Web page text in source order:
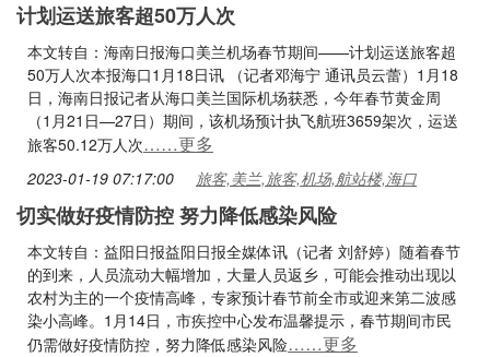
计划运送旅客超50万人次
本文转自：海南日报海口美兰机场春节期间——计划运送旅客超
50万人次本报海口1月18日讯 （记者邓海宁 通讯员云蕾）1月18
日，海南日报记者从海口美兰国际机场获悉，今年春节黄金周
（1月21日—27日）期间，该机场预计执飞航班3659架次，运送
旅客50.12万人次……更多
2023-01-19 07:17:00 旅客,美兰,旅客,机场,航站楼,海口
切实做好疫情防控 努力降低感染风险
本文转自：益阳日报益阳日报全媒体讯（记者 刘舒婷）随着春节
的到来，人员流动大幅增加，大量人员返乡，可能会推动出现以
农村为主的一个疫情高峰，专家预计春节前全市或迎来第二波感
染小高峰。1月14日，市疾控中心发布温馨提示，春节期间市民
仍需做好疫情防控，努力降低感染风险……更多